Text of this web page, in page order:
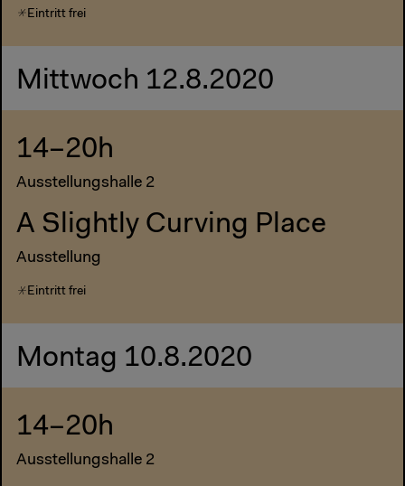
Eintritt frei
Mittwoch 12.8.2020
14–20h
Ausstellungshalle 2
A Slightly Curving Place
Ausstellung
Eintritt frei
Montag 10.8.2020
14–20h
Ausstellungshalle 2